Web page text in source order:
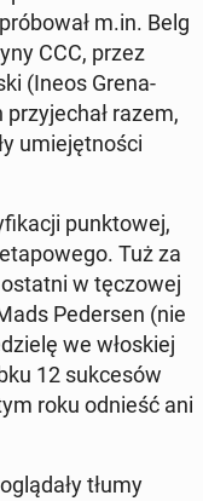
m.in. Belg
CCC, przez
(Ineos Gre­na­
razem,
umie­jęt­no­ści
punk­to­wej,
Tuż za
w tę­czo­wej
Pe­der­sen (nie
we wło­skiej
12 suk­ce­sów
roku odnieść ani
tłumy